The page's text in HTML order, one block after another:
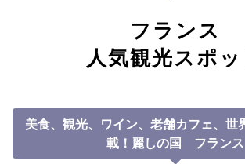
フランス
人気観光スポッ
美食、観光、ワイン、老舗カフェ、世
載！ 麗しの国 フランス